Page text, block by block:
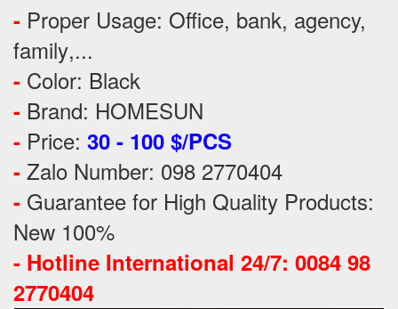
- Proper Usage: Office, bank, agency,
family,...
- Color: Black
- Brand: HOMESUN
- Price: 30 - 100 $/PCS
- Zalo Number: 098 2770404
- Guarantee for High Quality Products:
New 100%
- Hotline International 24/7: 0084 98
2770404